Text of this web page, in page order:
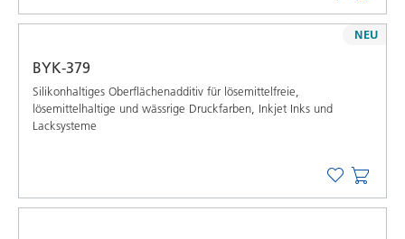
BYK-379
Silikonhaltiges Oberflächenadditiv für lösemittelfreie,
lösemittelhaltige und wässrige Druckfarben, Inkjet Inks und
Lacksysteme
NEU